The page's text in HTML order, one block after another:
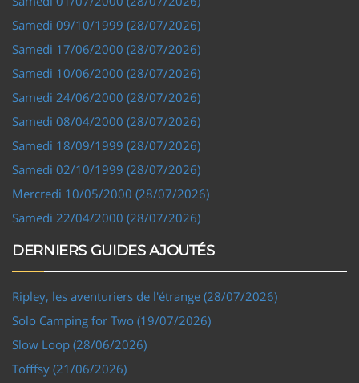
Samedi 09/10/1999 (28/07/2026)
Samedi 17/06/2000 (28/07/2026)
Samedi 10/06/2000 (28/07/2026)
Samedi 24/06/2000 (28/07/2026)
Samedi 08/04/2000 (28/07/2026)
Samedi 18/09/1999 (28/07/2026)
Samedi 02/10/1999 (28/07/2026)
Mercredi 10/05/2000 (28/07/2026)
Samedi 22/04/2000 (28/07/2026)
DERNIERS GUIDES AJOUTÉS
Ripley, les aventuriers de l'étrange (28/07/2026)
Solo Camping for Two (19/07/2026)
Slow Loop (28/06/2026)
Tofffsy (21/06/2026)